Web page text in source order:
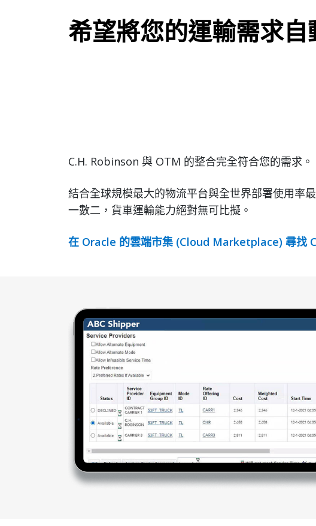
希望將您的運輸需求自
C.H. Robinson 與 OTM 的整合完全符合您的需求。
結合全球規模最大的物流平台與全世界部署使用率
一數二，貨車運輸能力絕對無可比擬。
在 Oracle 的雲端市集 (Cloud Marketplace) 尋找